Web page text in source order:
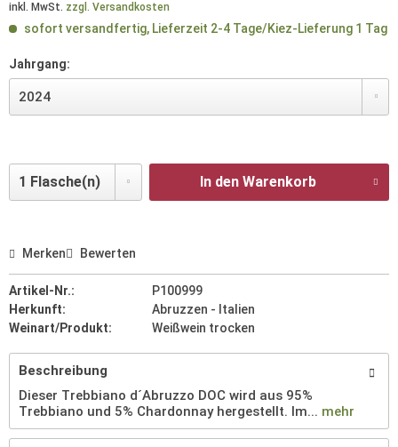
inkl. MwSt. zzgl. Versandkosten
sofort versandfertig, Lieferzeit 2-4 Tage/Kiez-Lieferung 1 Tag
Jahrgang:
In den Warenkorb
Merken Bewerten
Artikel-Nr.:
P100999
Herkunft:
Abruzzen - Italien
Weinart/Produkt:
Weißwein trocken
Beschreibung
Dieser Trebbiano d´Abruzzo DOC wird aus 95%
Trebbiano und 5% Chardonnay hergestellt. Im... mehr